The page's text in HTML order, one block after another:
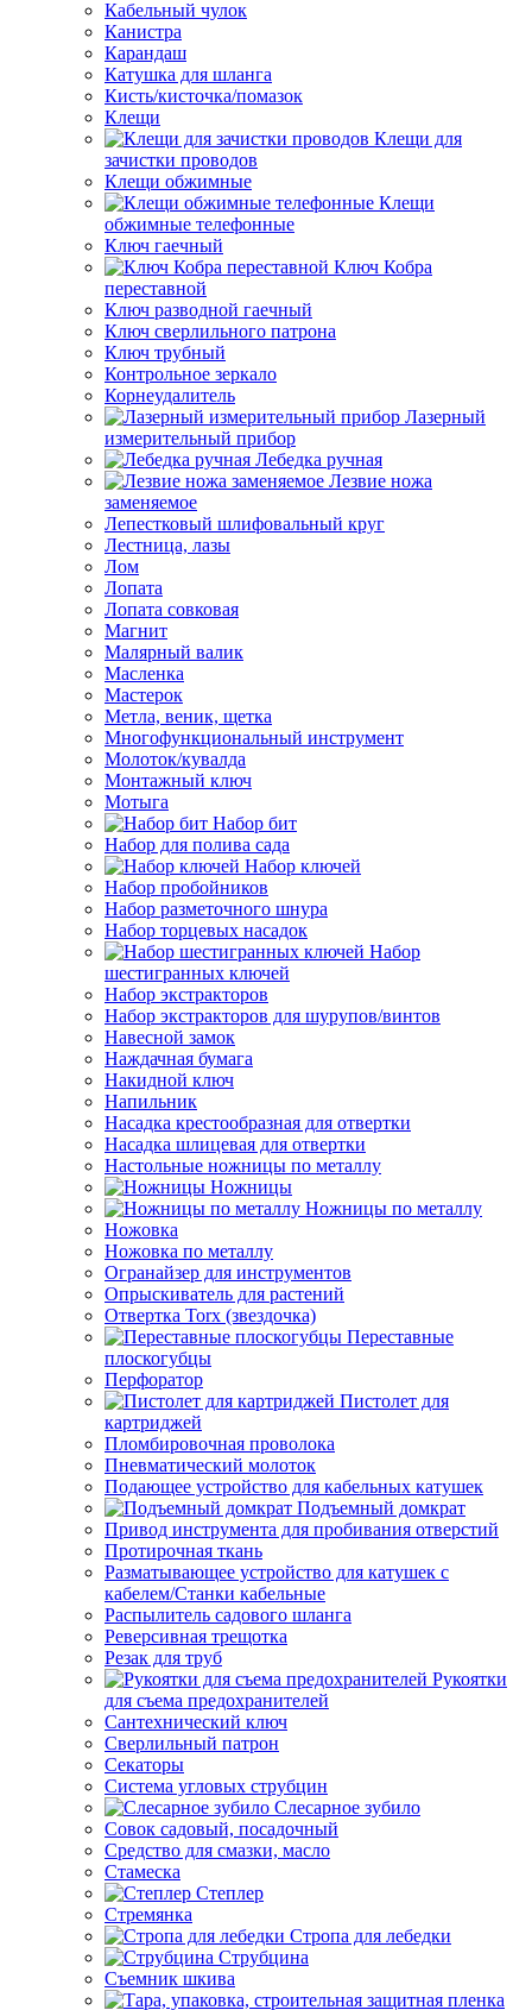
Кабельный чулок
Канистра
Карандаш
Катушка для шланга
Кисть/кисточка/помазок
Клещи
Клещи для
зачистки проводов
Клещи обжимные
Клещи
обжимные телефонные
Ключ гаечный
Ключ Кобра
переставной
Ключ разводной гаечный
Ключ сверлильного патрона
Ключ трубный
Контрольное зеркало
Корнеудалитель
Лазерный
измерительный прибор
Лебедка ручная
Лезвие ножа
заменяемое
Лепестковый шлифовальный круг
Лестница, лазы
Лом
Лопата
Лопата совковая
Магнит
Малярный валик
Масленка
Мастерок
Метла, веник, щетка
Многофункциональный инструмент
Молоток/кувалда
Монтажный ключ
Мотыга
Набор бит
Набор для полива сада
Набор ключей
Набор пробойников
Набор разметочного шнура
Набор торцевых насадок
Набор
шестигранных ключей
Набор экстракторов
Набор экстракторов для шурупов/винтов
Навесной замок
Наждачная бумага
Накидной ключ
Напильник
Насадка крестообразная для отвертки
Насадка шлицевая для отвертки
Настольные ножницы по металлу
Ножницы
Ножницы по металлу
Ножовка
Ножовка по металлу
Огранайзер для инструментов
Опрыскиватель для растений
Отвертка Torx (звездочка)
Переставные
плоскогубцы
Перфоратор
Пистолет для
картриджей
Пломбировочная проволока
Пневматический молоток
Подающее устройство для кабельных катушек
Подъемный домкрат
Привод инструмента для пробивания отверстий
Протирочная ткань
Разматывающее устройство для катушек с
кабелем/Станки кабельные
Распылитель садового шланга
Реверсивная трещотка
Резак для труб
Рукоятки
для съема предохранителей
Сантехнический ключ
Сверлильный патрон
Секаторы
Система угловых струбцин
Слесарное зубило
Совок садовый, посадочный
Средство для смазки, масло
Стамеска
Степлер
Стремянка
Стропа для лебедки
Струбцина
Съемник шкива